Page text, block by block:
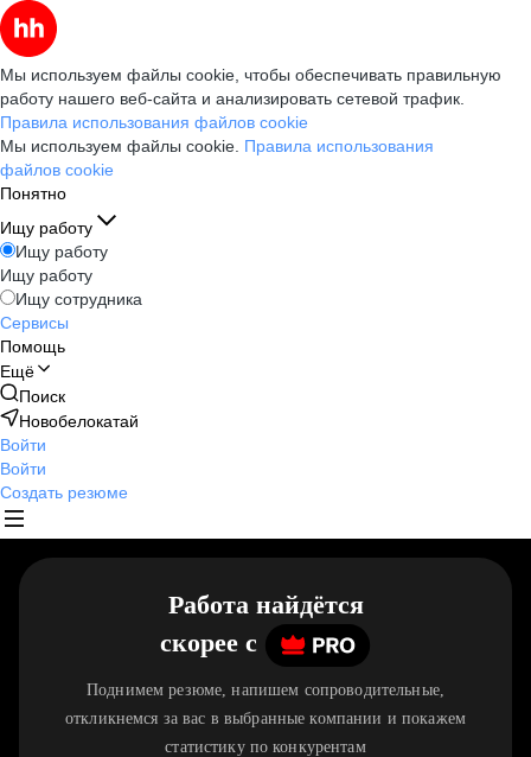
Мы используем файлы cookie, чтобы обеспечивать правильную
работу нашего веб-сайта и анализировать сетевой трафик.
Правила использования файлов cookie
Мы используем файлы cookie. Правила использования
файлов cookie
Понятно
Ищу работу
Ищу работу
Ищу работу
Ищу сотрудника
Сервисы
Помощь
Ещё
Поиск
Новобелокатай
Войти
Войти
Создать резюме
Работа найдётся
скорее c
Поднимем резюме, напишем сопроводительные,
откликнемся за вас в выбранные компании и покажем
статистику по конкурентам